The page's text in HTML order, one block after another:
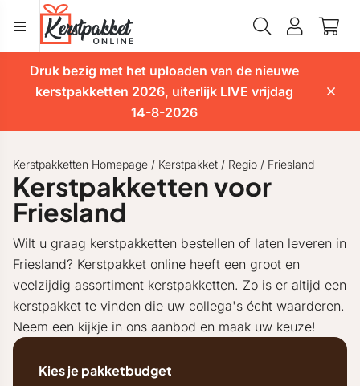
Druk bezig met het uploaden van de nieuwe
kerstpakketten 2026, uiterlijk LIVE vrijdag
14-8-2026
Kerstpakketten Homepage / Kerstpakket / Regio / Friesland
Kerstpakketten voor
Friesland
Wilt u graag kerstpakketten bestellen of laten leveren in
Friesland? Kerstpakket online heeft een groot en
veelzijdig assortiment kerstpakketten. Zo is er altijd een
kerstpakket te vinden die uw collega's écht waarderen.
Neem een kijkje in ons aanbod en maak uw keuze!
Kies je pakketbudget